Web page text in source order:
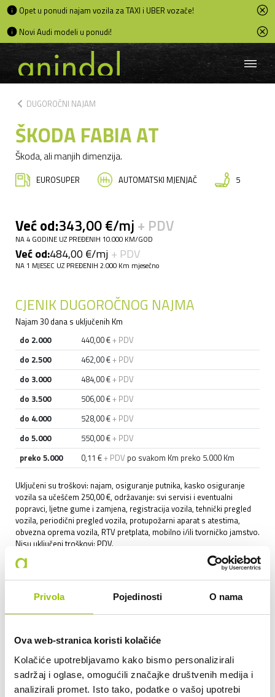
Privola Pojedinosti O nama
Ova web-stranica koristi kolačiće
Kolačiće upotrebljavamo kako bismo personalizirali
sadržaj i oglase, omogućili značajke društvenih medija i
analizirali promet. Isto tako, podatke o vašoj upotrebi
Opet u ponudi najam vozila za TAXI i UBER vozače!
Novi Audi modeli u ponudi!
chevron_left DUGOROČNI NAJAM
ŠKODA FABIA AT
Škoda, ali manjih dimenzija.
EUROSUPER AUTOMATSKI MJENJAČ 5
Već od:343,00 €/mj + PDV
NA 4 GODINE UZ PREĐENIH 10.000 KM/GOD
Već od:484,00 €/mj + PDV
NA 1 MJESEC UZ PREĐENIH 2.000 Km mjesečno
CJENIK DUGOROČNOG NAJMA
Najam 30 dana s uključenih Km
do 2.000
440,00 €+ PDV
do 2.500
462,00 €+ PDV
do 3.000
484,00 €+ PDV
do 3.500
506,00 €+ PDV
do 4.000
528,00 €+ PDV
do 5.000
550,00 €+ PDV
preko 5.000
0,11 €+ PDV po svakom Km preko 5.000 Km
Uključeni su troškovi: najam, osiguranje putnika, kasko osiguranje
vozila sa učešćem 250,00 €, održavanje: svi servisi i eventualni
popravci, ljetne gume i zamjena, registracija vozila, tehnički pregled
vozila, periodični pregled vozila, protupožarni aparat s atestima,
obvezna oprema vozila, RTV pretplata, mobilno i/ili tvorničko jamstvo.
Nisu uključeni troškovi: PDV.
Zanima li Vas ovaj automobil? Pošaljite
nam upit.
Željeni rok najma (12 do 48 mjeseci):